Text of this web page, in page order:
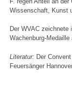
Wissenschaft, Kunst
Der WVAC zeichnete
Wachenburg-Medaille
Literatur: Der
Feuersänger